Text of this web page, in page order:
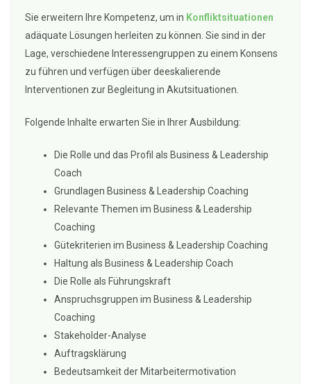
Sie erweitern Ihre Kompetenz, um in Konfliktsituationen
adäquate Lösungen herleiten zu können. Sie sind in der
Lage, verschiedene Interessengruppen zu einem Konsens
zu führen und verfügen über deeskalierende
Interventionen zur Begleitung in Akutsituationen.
Folgende Inhalte erwarten Sie in Ihrer Ausbildung:
Die Rolle und das Profil als Business & Leadership
Coach
Grundlagen Business & Leadership Coaching
Relevante Themen im Business & Leadership
Coaching
Gütekriterien im Business & Leadership Coaching
Haltung als Business & Leadership Coach
Die Rolle als Führungskraft
Anspruchsgruppen im Business & Leadership
Coaching
Stakeholder-Analyse
Auftragsklärung
Bedeutsamkeit der Mitarbeitermotivation